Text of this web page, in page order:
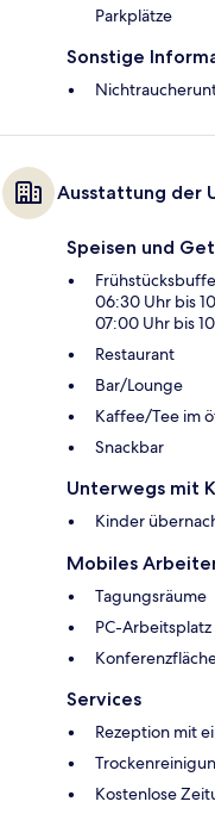
Parkplätze
Sonstige
Ausstattung der
Speisen und
06:30 Uhr bis
07:00 Uhr bis
Restaurant
Bar/Lounge
Kaffee/Tee im
Snackbar
Unterwegs mit
Kinder
Mobiles
Tagungsräume
PC-Arbeitsplatz
Services
Rezeption mit
Kostenlose